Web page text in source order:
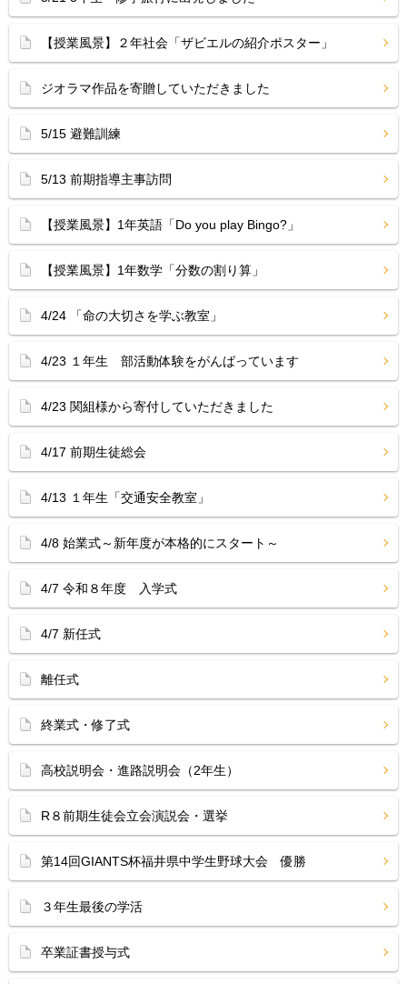
【授業風景】２年社会「ザビエルの紹介ポスター」
ジオラマ作品を寄贈していただきました
5/15 避難訓練
5/13 前期指導主事訪問
【授業風景】1年英語「Do you play Bingo?」
【授業風景】1年数学「分数の割り算」
4/24 「命の大切さを学ぶ教室」
4/23 １年生 部活動体験をがんばっています
4/23 関組様から寄付していただきました
4/17 前期生徒総会
4/13 １年生「交通安全教室」
4/8 始業式～新年度が本格的にスタート～
4/7 令和８年度 入学式
4/7 新任式
離任式
終業式・修了式
高校説明会・進路説明会（2年生）
R８前期生徒会立会演説会・選挙
第14回GIANTS杯福井県中学生野球大会 優勝
３年生最後の学活
卒業証書授与式